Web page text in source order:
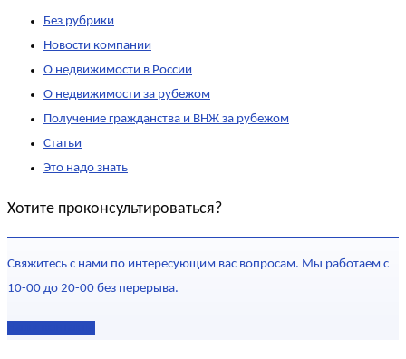
Без рубрики
Новости компании
О недвижимости в России
О недвижимости за рубежом
Получение гражданства и ВНЖ за рубежом
Статьи
Это надо знать
Хотите проконсультироваться?
Свяжитесь с нами по интересующим вас вопросам. Мы работаем с
10-00 до 20-00 без перерыва.